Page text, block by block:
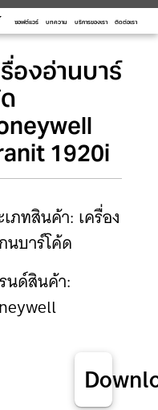
ซอฟต์แวร์ บทความ บริการของเรา ติดต่อเรา
องอ่านบาร์
1920i
ภทสินค้า: เครื่อง
นบาร์โค้ด
นด์สินค้า: